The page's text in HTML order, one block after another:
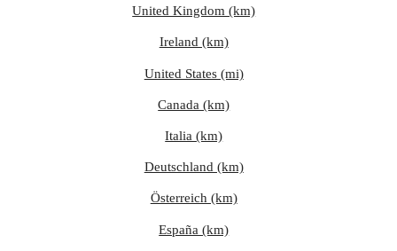
United Kingdom (km)
Ireland (km)
United States (mi)
Canada (km)
Italia (km)
Deutschland (km)
Österreich (km)
España (km)